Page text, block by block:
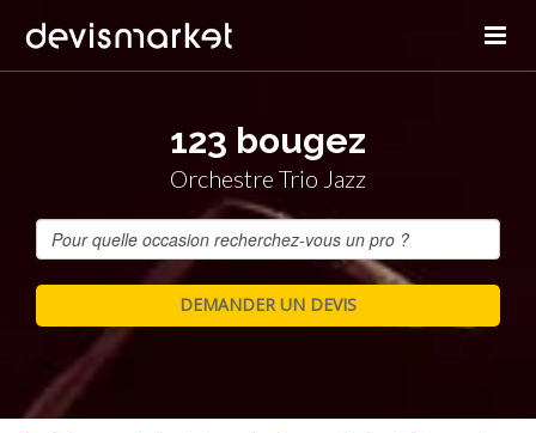
123 bougez
Orchestre Trio Jazz